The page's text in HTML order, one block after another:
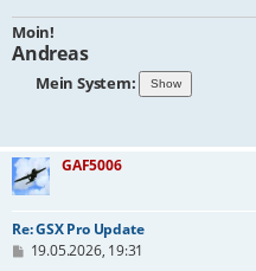
Moin!
Andreas
Mein System:
GAF5006
Re: GSX Pro Update
B19.05.2026, 19:31